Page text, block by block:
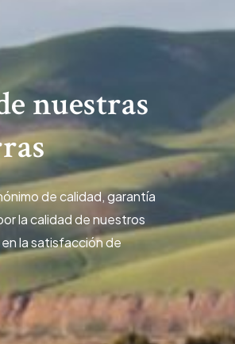
nuestras
de calidad, garantía
la calidad de nuestros
la satisfacción de